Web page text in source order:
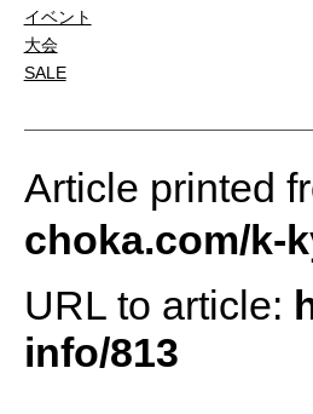
イベント
大会
SALE
Article printed
choka.com/k-
URL to article:
info/813